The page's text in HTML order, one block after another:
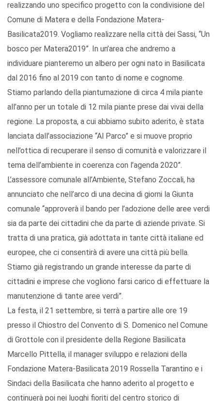
realizzando uno specifico progetto con la condivisione del
Comune di Matera e della Fondazione Matera-
Basilicata2019. Vogliamo realizzare nella città dei Sassi, “Un
bosco per Matera2019”. In un’area che andremo a
individuare pianteremo un albero per ogni nato in Basilicata
dal 2016 fino al 2019 con tanto di nome e cognome.
Stiamo parlando della piantumazione di circa 4 mila piante
all’anno per un totale di 12 mila piante prese dai vivai della
regione. La proposta, a cui abbiamo subito aderito, è stata
lanciata dall’associazione “Al Parco” e si muove proprio
nell’ottica di recuperare il senso di comunità e valorizzare il
tema dell’ambiente in coerenza con l’agenda 2020”.
L’assessore comunale all’Ambiente, Stefano Zoccali, ha
annunciato che nell’arco di una decina di giorni la Giunta
comunale “approverà il bando per l’adozione delle aree verdi
sia da parte dei cittadini che da parte di aziende private. Si
tratta di una pratica, già adottata in tante città italiane ed
europee, che ci consentirà di avere una città più bella.
Stiamo già registrando un grande interesse da parte di
cittadini e imprese che vogliono farsi carico di effettuare la
manutenzione di tante aree verdi”.
La festa, il 21 settembre, si terrà a partire alle ore 19
presso il Chiostro del Convento di S. Domenico nel Comune
di Grottole con il presidente della Regione Basilicata
Marcello Pittella, il manager sviluppo e relazioni della
Fondazione Matera-Basilicata 2019 Rossella Tarantino e i
Sindaci della Basilicata che hanno aderito al progetto e
continuerà poi nei luoghi fioriti del centro storico di